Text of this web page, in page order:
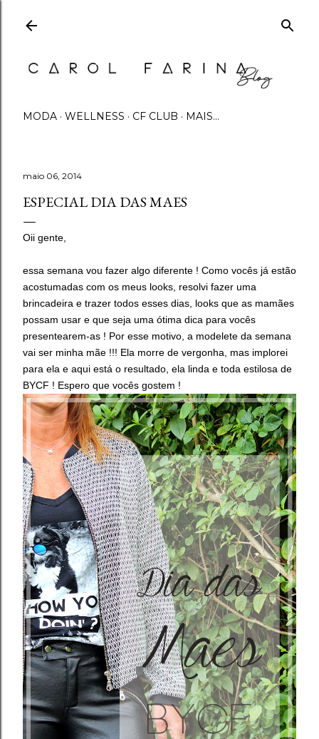
MODA WELLNESS CF CLUB MAIS…
maio 06, 2014
ESPECIAL DIA DAS MAES
Oii gente,
essa semana vou fazer algo diferente ! Como vocês já estão
acostumadas com os meus looks, resolvi fazer uma
brincadeira e trazer todos esses dias, looks que as mamães
possam usar e que seja uma ótima dica para vocês
presentearem-as ! Por esse motivo, a modelete da semana
vai ser minha mãe !!! Ela morre de vergonha, mas implorei
para ela e aqui está o resultado, ela linda e toda estilosa de
BYCF ! Espero que vocês gostem !